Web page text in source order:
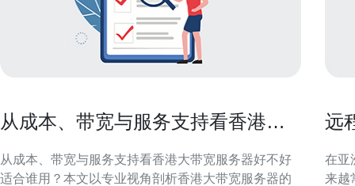
从成本、带宽与服务支持看香港大
从成本、带宽与服务支持看香港大带宽服务器好不好
适合谁用？本文以专业视角剖析香港大带宽服务器的
远
在亚
来越